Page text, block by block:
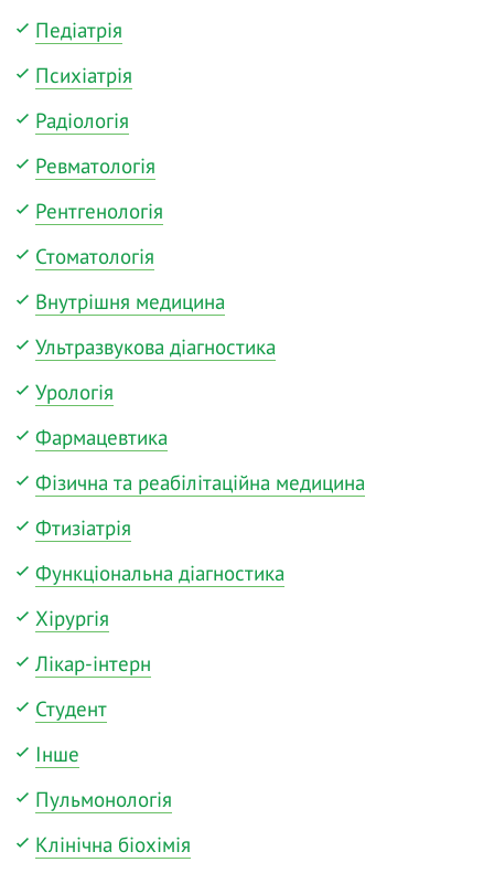
Педіатрія
Психіатрія
Радіологія
Ревматологія
Рентгенологія
Стоматологія
Внутрішня медицина
Ультразвукова діагностика
Урологія
Фармацевтика
Фізична та реабілітаційна медицина
Фтизіатрія
Функціональна діагностика
Хірургія
Лікар-інтерн
Студент
Інше
Пульмонологія
Клінічна біохімія